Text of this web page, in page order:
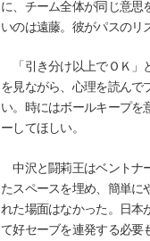
に、チーム全体が同じ意思
いのは遠藤。彼がパスのリ
「引き分け以上でＯＫ」
を見ながら、心理を読んで
い。時にはボールキープを
ーしてほしい。
中沢と闘莉王はベントナ
たスペースを埋め、簡単に
れた場面はなかった。日本
て好セーブを連発する必要